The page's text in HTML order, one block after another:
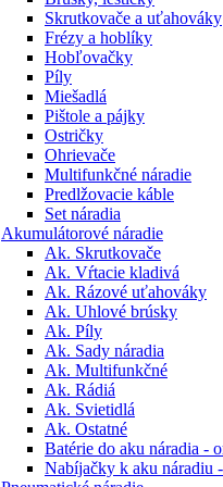
Skrutkovače a uťahováky
Frézy a hoblíky
Hobľovačky
Píly
Miešadlá
Pištole a pájky
Ostričky
Ohrievače
Multifunkčné náradie
Predlžovacie káble
Set náradia
Akumulátorové náradie
Ak. Skrutkovače
Ak. Vŕtacie kladivá
Ak. Rázové uťahováky
Ak. Uhlové brúsky
Ak. Píly
Ak. Sady náradia
Ak. Multifunkčné
Ak. Rádiá
Ak. Svietidlá
Ak. Ostatné
Batérie do aku náradia -
Nabíjačky k aku náradiu